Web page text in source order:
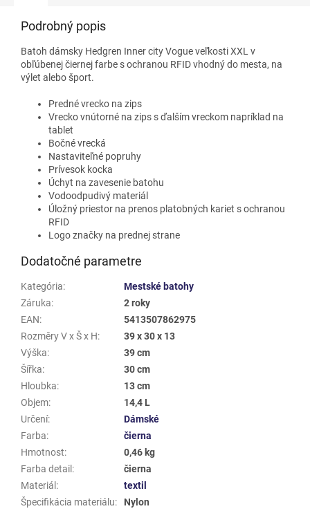
Podrobný popis
Batoh dámsky Hedgren Inner city Vogue veľkosti XXL v
obľúbenej čiernej farbe s ochranou RFID vhodný do mesta, na
výlet alebo šport.
Predné vrecko na zips
Vrecko vnútorné na zips s ďalším vreckom napríklad na
tablet
Bočné vrecká
Nastaviteľné popruhy
Prívesok kocka
Úchyt na zavesenie batohu
Vodoodpudivý materiál
Úložný priestor na prenos platobných kariet s ochranou
RFID
Logo značky na prednej strane
Dodatočné parametre
Kategória:
Mestské batohy
Záruka:
2 roky
EAN:
5413507862975
Rozměry V x Š x H:
39 x 30 x 13
Výška:
39 cm
Šířka:
30 cm
Hloubka:
13 cm
Objem:
14,4 L
Určení:
Dámské
Farba:
čierna
Hmotnost:
0,46 kg
Farba detail :
čierna
Materiál :
textil
Špecifikácia materiálu:
Nylon